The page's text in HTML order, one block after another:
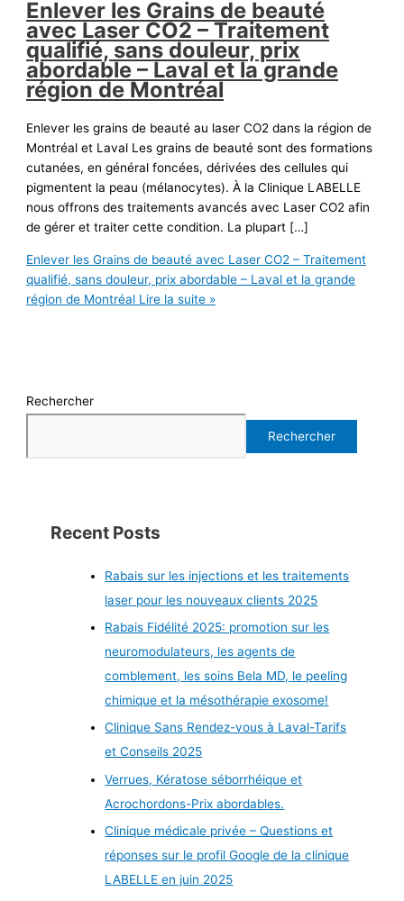
Enlever les Grains de beauté
avec Laser CO2 – Traitement
qualifié, sans douleur, prix
abordable – Laval et la grande
région de Montréal
Enlever les grains de beauté au laser CO2 dans la région de
Montréal et Laval Les grains de beauté sont des formations
cutanées, en général foncées, dérivées des cellules qui
pigmentent la peau (mélanocytes). À la Clinique LABELLE
nous offrons des traitements avancés avec Laser CO2 afin
de gérer et traiter cette condition. La plupart […]
Enlever les Grains de beauté avec Laser CO2 – Traitement
qualifié, sans douleur, prix abordable – Laval et la grande
région de Montréal Lire la suite »
Rechercher
Rechercher
Recent Posts
Rabais sur les injections et les traitements
laser pour les nouveaux clients 2025
Rabais Fidélité 2025: promotion sur les
neuromodulateurs, les agents de
comblement, les soins Bela MD, le peeling
chimique et la mésothérapie exosome!
Clinique Sans Rendez-vous à Laval-Tarifs
et Conseils 2025
Verrues, Kératose séborrhéique et
Acrochordons-Prix abordables.
Clinique médicale privée – Questions et
réponses sur le profil Google de la clinique
LABELLE en juin 2025